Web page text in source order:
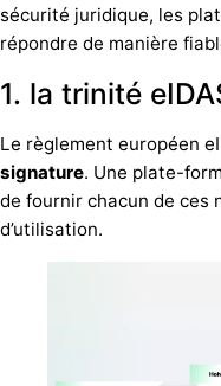
sécurité juridique, les
répondre de manière
1. la trinité
Le règlement européen
signature. Une plate-
de fournir chacun de ces
d’utilisation.